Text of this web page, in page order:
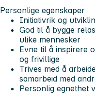
Personlige egenskaper
Initiativrik og
God til å bygge
ulike mennesker
Evne til å inspirere
og frivillige
Trives med å
samarbeid med
Personlig egnethet